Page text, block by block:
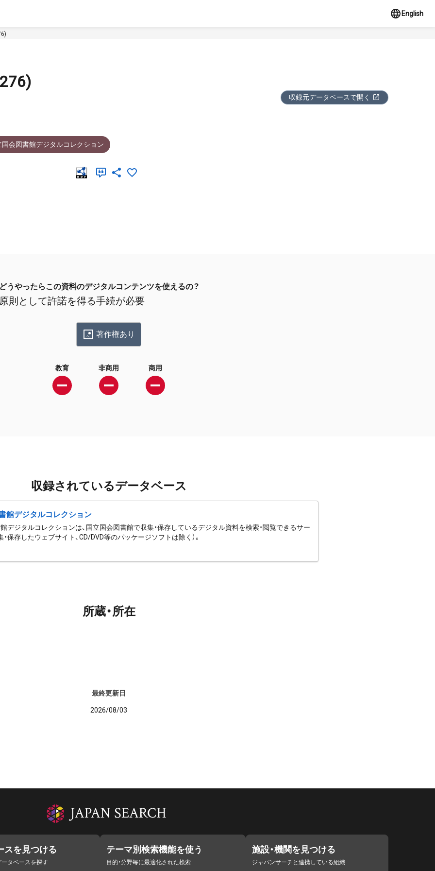
English
収録元データベースで開く
国会図書館デジタルコレクション
どうやったらこの資料のデジタルコンテンツを使えるの？
原則として許諾を得る手続が必要
著作権あり
教育 非商用 商用
収録されているデータベース
館デジタルコレクション
デジタルコレクションは、国立国会図書館で収集・保存しているデジタル資料を検索・閲覧できるサー
・保存したウェブサイト、CD/DVD等のパッケージソフトは除く）。
所蔵・所在
最終更新日
2026/08/03
スを見つける
タベースを探す
テーマ別検索機能を使う
目的・分野毎に最適化された検索
施設・機関を見つける
ジャパンサーチと連携している組織